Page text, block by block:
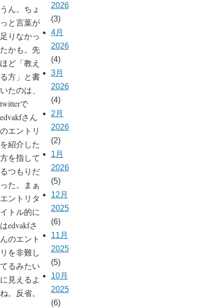
うん。ちょ
っと言葉が
足りなかっ
たかも。先
ほど「教え
る方」と書
いたのは、
twitterで
edvakfさん
のエントリ
を紹介した
方を指して
るつもりだ
った。まぁ
エントリタ
イトル的に
はedvakfさ
んのエント
リを非難し
てるみたい
に見えるよ
ね。反省。
2026
(3)
4月
2026
(4)
3月
2026
(4)
2月
2026
(2)
1月
2026
(5)
12月
2025
(6)
11月
2025
(5)
10月
2025
(6)